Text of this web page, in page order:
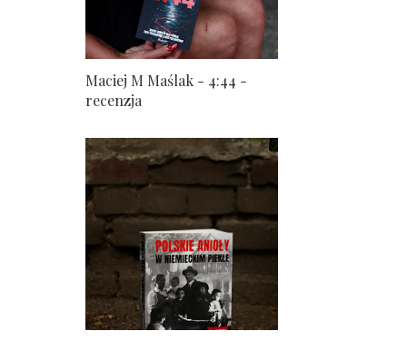
Maciej M Maślak - 4:44 -
recenzja